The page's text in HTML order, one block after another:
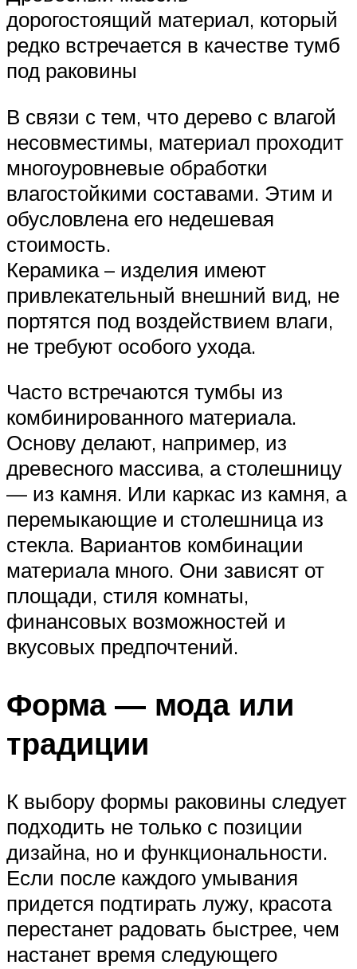
дорогостоящий материал, который
редко встречается в качестве тумб
под раковины
В связи с тем, что дерево с влагой
несовместимы, материал проходит
многоуровневые обработки
влагостойкими составами. Этим и
обусловлена его недешевая
стоимость.
Керамика – изделия имеют
привлекательный внешний вид, не
портятся под воздействием влаги,
не требуют особого ухода.
Часто встречаются тумбы из
комбинированного материала.
Основу делают, например, из
древесного массива, а столешницу
— из камня. Или каркас из камня, а
перемыкающие и столешница из
стекла. Вариантов комбинации
материала много. Они зависят от
площади, стиля комнаты,
финансовых возможностей и
вкусовых предпочтений.
Форма — мода или
традиции
К выбору формы раковины следует
подходить не только с позиции
дизайна, но и функциональности.
Если после каждого умывания
придется подтирать лужу, красота
перестанет радовать быстрее, чем
настанет время следующего